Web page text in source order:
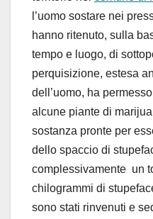
l’uomo sostare nei
hanno ritenuto, sulla
tempo e luogo, di
perquisizione, estesa
dell’uomo, ha
alcune piante di
sostanza pronte per
dello spaccio di
complessivamente un
chilogrammi di
sono stati rinvenuti e